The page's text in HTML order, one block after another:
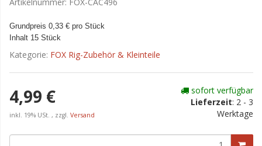
Grundpreis 0,33 € pro Stück
Inhalt 15 Stück
Kategorie: FOX Rig-Zubehör & Kleinteile
4,99 €
inkl. 19% USt. , zzgl. Versand
sofort verfügbar
Lieferzeit: 2 - 3
Werktage